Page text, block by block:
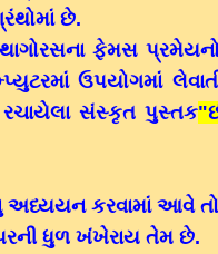
છે.
ફેમસ
ઉપયોગમાં
રચાયેલા સંસ્કૃત પુસ્તક
કરવામાં આવે
ધુળ ખંખેરાય તેમ છે.